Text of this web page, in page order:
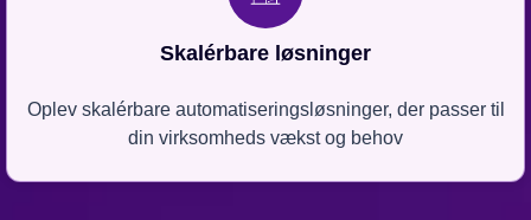
Skalérbare løsninger
Oplev skalérbare automatiseringsløsninger, der passer til
din virksomheds vækst og behov